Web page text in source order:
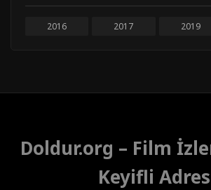
2016 2017 2019
Doldur.org – Film
Keyifli